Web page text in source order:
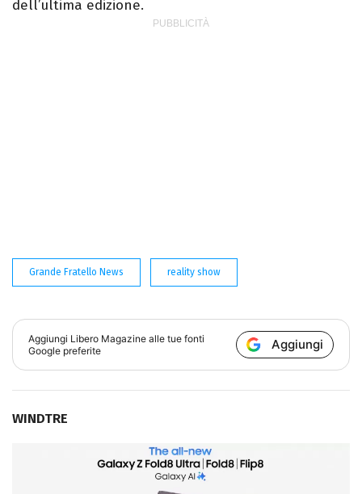
dell’ultima edizione.
Grande Fratello News reality show
Aggiungi Libero Magazine alle tue fonti
Google preferite
Aggiungi
WINDTRE